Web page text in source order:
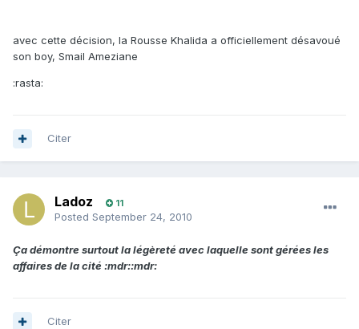
avec cette décision, la Rousse Khalida a officiellement désavoué
son boy, Smail Ameziane
:rasta:
Citer
Ladoz 11
Posted September 24, 2010
Ça démontre surtout la légèreté avec laquelle sont gérées les
affaires de la cité :mdr::mdr:
Citer